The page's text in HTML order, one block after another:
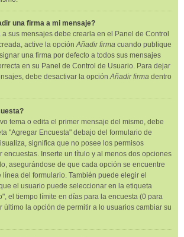
una firma a mi mensaje?
sus mensajes debe crearla en el Panel de Control
active la opciónAñadir firma cuando publique
una firma por defecto a todos sus mensajes
en su Panel de Control de Usuario. Para dejar
debe desactivar la opciónAñadir firma dentro
tema o edita el primer mensaje del mismo, debe
"Agregar Encuesta" debajo del formulario de
significa que no posee los permisos
encuestas. Inserte un título y al menos dos opciones
asegurándose de que cada opción se encuentre
del formulario. También puede elegir el
el usuario puede seleccionar en la etiqueta
el tiempo límite en días para la encuesta (0 para
último la opción de permitir a lo usuarios cambiar su